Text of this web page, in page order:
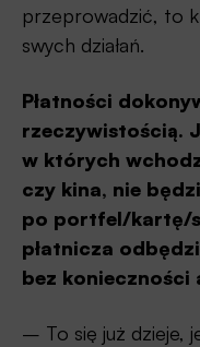
przeprowadzić, to
swych działań.
Płatności
rzeczywistością.
w których
czy kina, nie
po portfel/kartę/
płatnicza
bez konieczności
– To się już dzieje,